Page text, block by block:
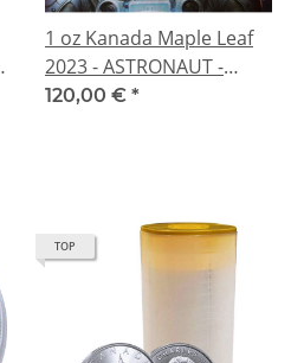
1 oz Kanada Maple Leaf
2023 - ASTRONAUT -
Silber Black Ruthenium
120,00 € *
TOP